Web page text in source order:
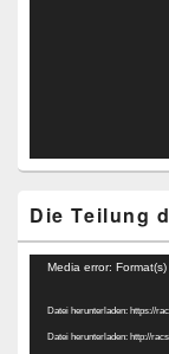
Die Teilung
Video-
Media error:
Datei herunterladen: https://
Datei herunterladen: http://